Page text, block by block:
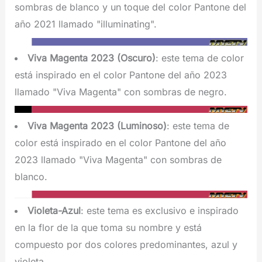
sombras de blanco y un toque del color Pantone del
año 2021 llamado "illuminating".
Viva Magenta 2023 (Oscuro): este tema de color
está inspirado en el color Pantone del año 2023
llamado "Viva Magenta" con sombras de negro.
Viva Magenta 2023 (Luminoso): este tema de
color está inspirado en el color Pantone del año
2023 llamado "Viva Magenta" con sombras de
blanco.
Violeta-Azul: este tema es exclusivo e inspirado
en la flor de la que toma su nombre y está
compuesto por dos colores predominantes, azul y